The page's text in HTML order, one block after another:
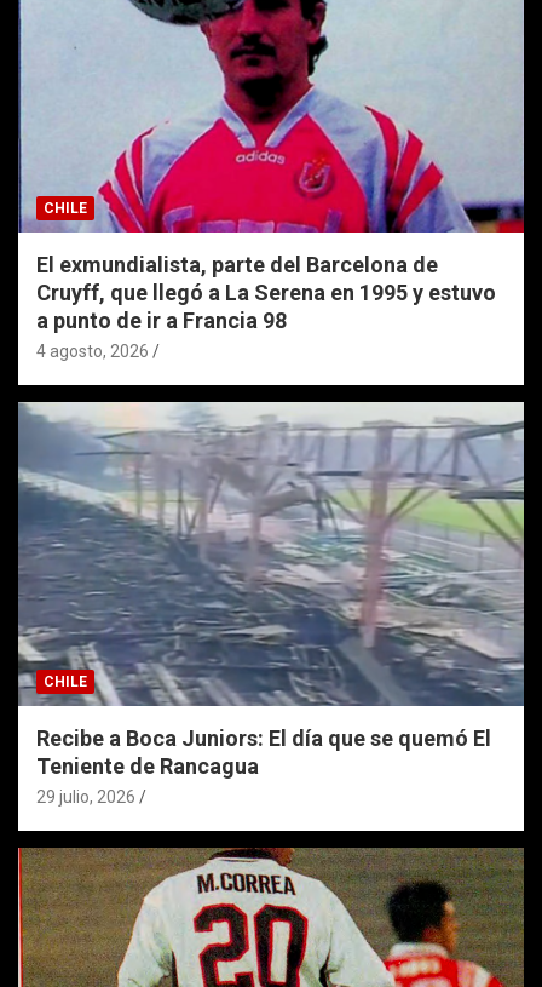
CHILE
El exmundialista, parte del Barcelona de
Cruyff, que llegó a La Serena en 1995 y estuvo
a punto de ir a Francia 98
4 agosto, 2026
CHILE
Recibe a Boca Juniors: El día que se quemó El
Teniente de Rancagua
29 julio, 2026